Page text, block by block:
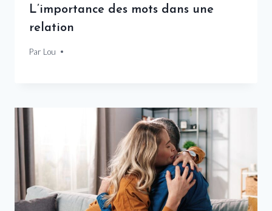
L’importance des mots dans une
relation
Par Lou
18 février 2025